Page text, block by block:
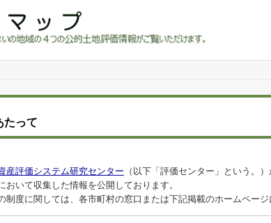
たって
産評価システム研究センター （以下「評価センター」という。
いて収集した情報を公開しております。
制度に関しては、各市町村の窓口または下記掲載のホームページ